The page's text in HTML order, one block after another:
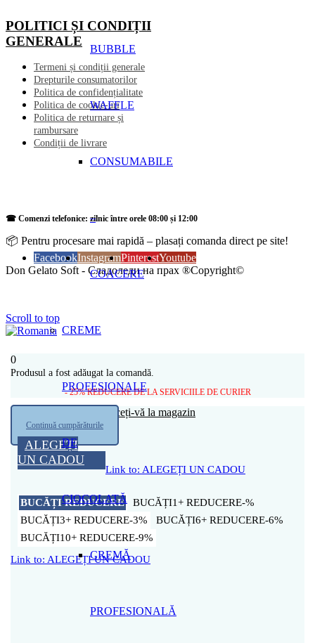
BUBBLE
WAFFLE
CONSUMABILE
–
COACERE
CREME
PROFESIONALE
DE
CIOCOLATĂ
CREMĂ
PROFESIONALĂ
POLITICI ȘI CONDIȚII
GENERALE
Termeni și condiții generale
Drepturile consumatorilor
Politica de confidențialitate
Politica de cookie-uri
Politica de returnare și
rambursare
Condiții de livrare
☎ Comenzi telefonice: zilnic între orele 08:00 și 12:00
📦 Pentru procesare mai rapidă – plasați comanda direct pe site!
FacebookInstagramPinterestYoutube
Don Gelato Soft - Сладоледи на прах ®Copyright©
Scroll to top
0
Produsul a fost adăugat la comandă.
- 25% REDUCERE DE LA SERVICIILE DE CURIER
Întoarceți-vă la magazin
Continuă cumpărăturile
ALEGEȚI
UN CADOU
Link to: ALEGEȚI UN CADOU
BUCĂȚI REDUCERE 1+
-%
3+
-3% 6+
-6%
10+
-9%
Link to: ALEGEȚI UN CADOU